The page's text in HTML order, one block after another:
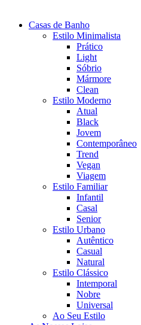
Casas de Banho
Estilo Minimalista
Prático
Light
Sóbrio
Mármore
Clean
Estilo Moderno
Atual
Black
Jovem
Contemporâneo
Trend
Vegan
Viagem
Estilo Familiar
Infantil
Casal
Senior
Estilo Urbano
Autêntico
Casual
Natural
Estilo Clássico
Intemporal
Nobre
Universal
Ao Seu Estilo